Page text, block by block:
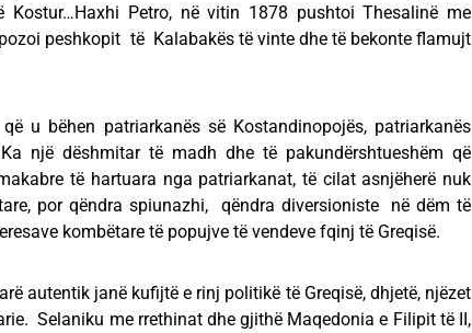
Kostur…Haxhi Petro, në vitin 1878 pushtoi Thesalinë me
peshkopit të Kalabakës të vinte dhe të bekonte flamujt
u bëhen patriarkanës së Kostandinopojës, patriarkanës
një dëshmitar të madh dhe të pakundërshtueshëm që
të hartuara nga patriarkanat, të cilat asnjëherë nuk
por qëndra spiunazhi, qëndra diversioniste në dëm të
kombëtare të popujve të vendeve fqinj të Greqisë.
autentik janë kufijtë e rinj politikë të Greqisë, dhjetë, njëzet
Selaniku me rrethinat dhe gjithë Maqedonia e Filipit të II,